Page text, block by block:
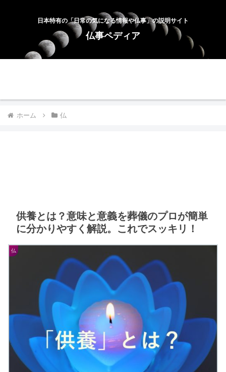
日本特有の「日常の気になる情報や仏事」の説明サイト
仏事ペディア
ホーム 仏
供養とは？意味と意義を葬儀のプロが簡単
に分かりやすく解説。これでスッキリ！
仏